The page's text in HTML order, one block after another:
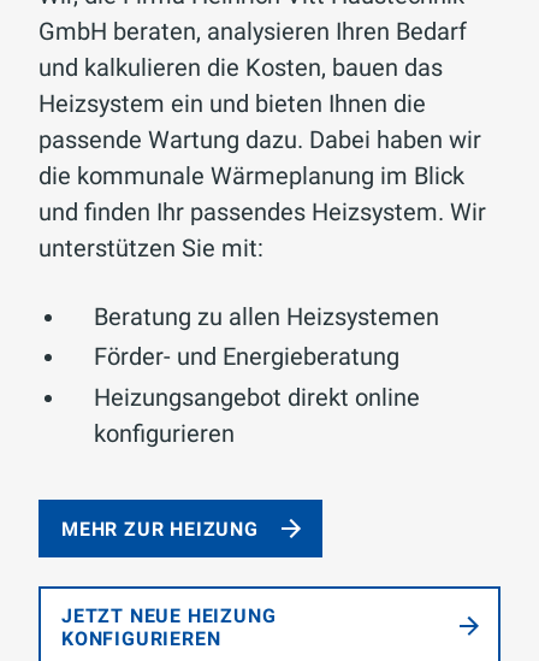
GmbH beraten, analysieren Ihren Bedarf
und kalkulieren die Kosten, bauen das
Heizsystem ein und bieten Ihnen die
passende Wartung dazu. Dabei haben wir
die kommunale Wärmeplanung im Blick
und finden Ihr passendes Heizsystem. Wir
unterstützen Sie mit:
Beratung zu allen Heizsystemen
Förder- und Energieberatung
Heizungsangebot direkt online
konfigurieren
MEHR ZUR HEIZUNG
JETZT NEUE HEIZUNG
KONFIGURIEREN